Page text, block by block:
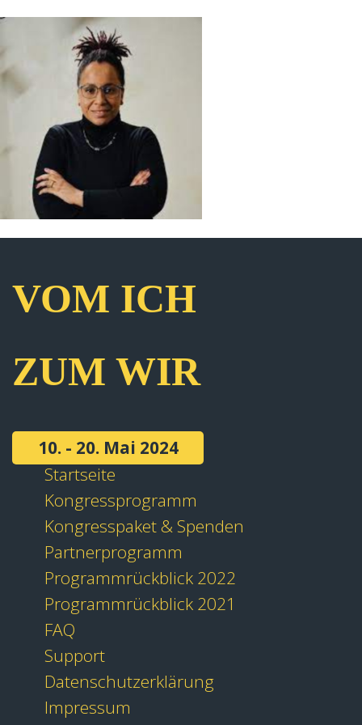
VOM ICH
ZUM WIR
10. - 20. Mai 2024
Startseite
Kongressprogramm
Kongresspaket & Spenden
Partnerprogramm
Programmrückblick 2022
Programmrückblick 2021
FAQ
Support
Datenschutzerklärung
Impressum